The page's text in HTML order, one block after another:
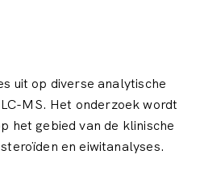
uit op diverse analytische
MS. Het onderzoek wordt
het gebied van de klinische
en eiwitanalyses.